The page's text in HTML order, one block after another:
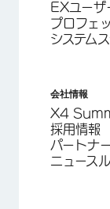
EXユーザ
プロフェ
システム
会社情報
X4
採用情報
パートナ
ニュース